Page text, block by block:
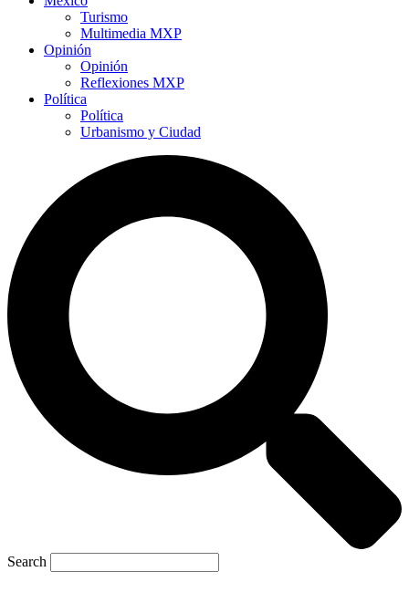
Turismo
Multimedia MXP
Opinión
Opinión
Reflexiones MXP
Política
Política
Urbanismo y Ciudad
Search